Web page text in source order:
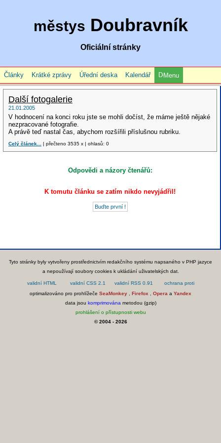
městys Doubravník
Oficiální stránky
Články Krátké zprávy Úřední deska Kalendář Menu
Další fotogalerie
21.01.2005
V hodnocení na konci roku jste se mohli dočíst, že máme ještě nějaké
nezpracované fotografie.
A právě teď nastal čas, abychom rozšířili příslušnou rubriku.
Celý článek... | přečteno 3535 x | ohlasů: 0
Odpovědi a názory čtenářů:
K tomutu článku se zatím nikdo nevyjádřil!
Tyto stránky byly vytvořeny prostřednictvím redakčního systému napsaného v PHP jazyce
a nepoužívají soubory cookies k ukládání uživatelských dat.
optimalizováno pro prohlížeče SeaMonkey Firefox Opera a Yandex
data jsou komprimována metodou (gzip)
prohlášení o přístupnosti webu
© 2004 - 2026